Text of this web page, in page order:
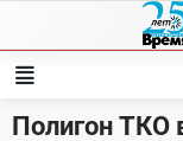
content
Полигон ТКО